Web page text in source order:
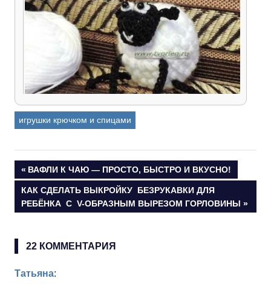
Лягушка-малышка из мотивов
игрушки крючком и спицами
Навигация
по
ПРЕДЫДУЩАЯ
ЗАПИСЬ:
ВАФЛИ К ЧАЮ — ПРОСТО, БЫСТРО И ВКУСНО!
СЛЕДУЮЩАЯ
ЗАПИСЬ:
КАК СДЕЛАТЬ ВЫКРОЙКУ БЕЗРУКАВКИ ДЛЯ
РЕБЁНКА С V-ОБРАЗНЫМ ВЫРЕЗОМ ГОРЛОВИНЫ
22 КОММЕНТАРИЯ
Татьяна: